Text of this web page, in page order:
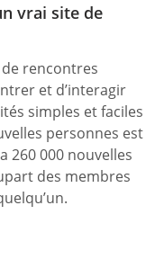
vrai site de
rencontres
et d’interagir
simples et faciles
personnes est
260 000 nouvelles
des membres